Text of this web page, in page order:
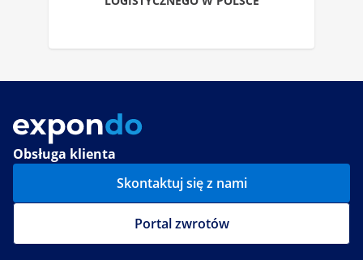
Obsługa klienta
Skontaktuj się z nami
Portal zwrotów